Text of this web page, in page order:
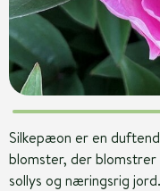
Silkepæon er en
blomster, der
sollys og næringsrig